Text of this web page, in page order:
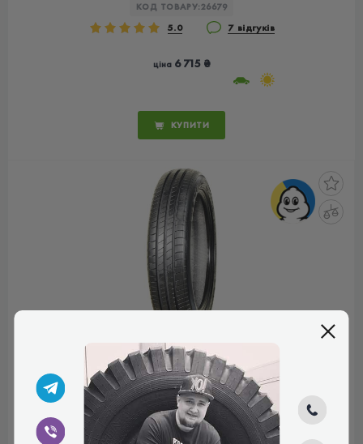
КОД ТОВАРУ:26679
5.0 7 відгуків
ціна6 715 ₴
КУПИТИ
MICHELIN E.PRIMACY
215/60 R17 96H
КОД ТОВАРУ:26678
5.0 2 відгука